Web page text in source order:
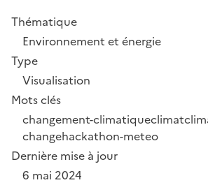
Thématique
Environnement et énergie
Type
Visualisation
Mots clés
changement-climatiqueclimat
changehackathon-meteo
Dernière mise à jour
6 mai 2024